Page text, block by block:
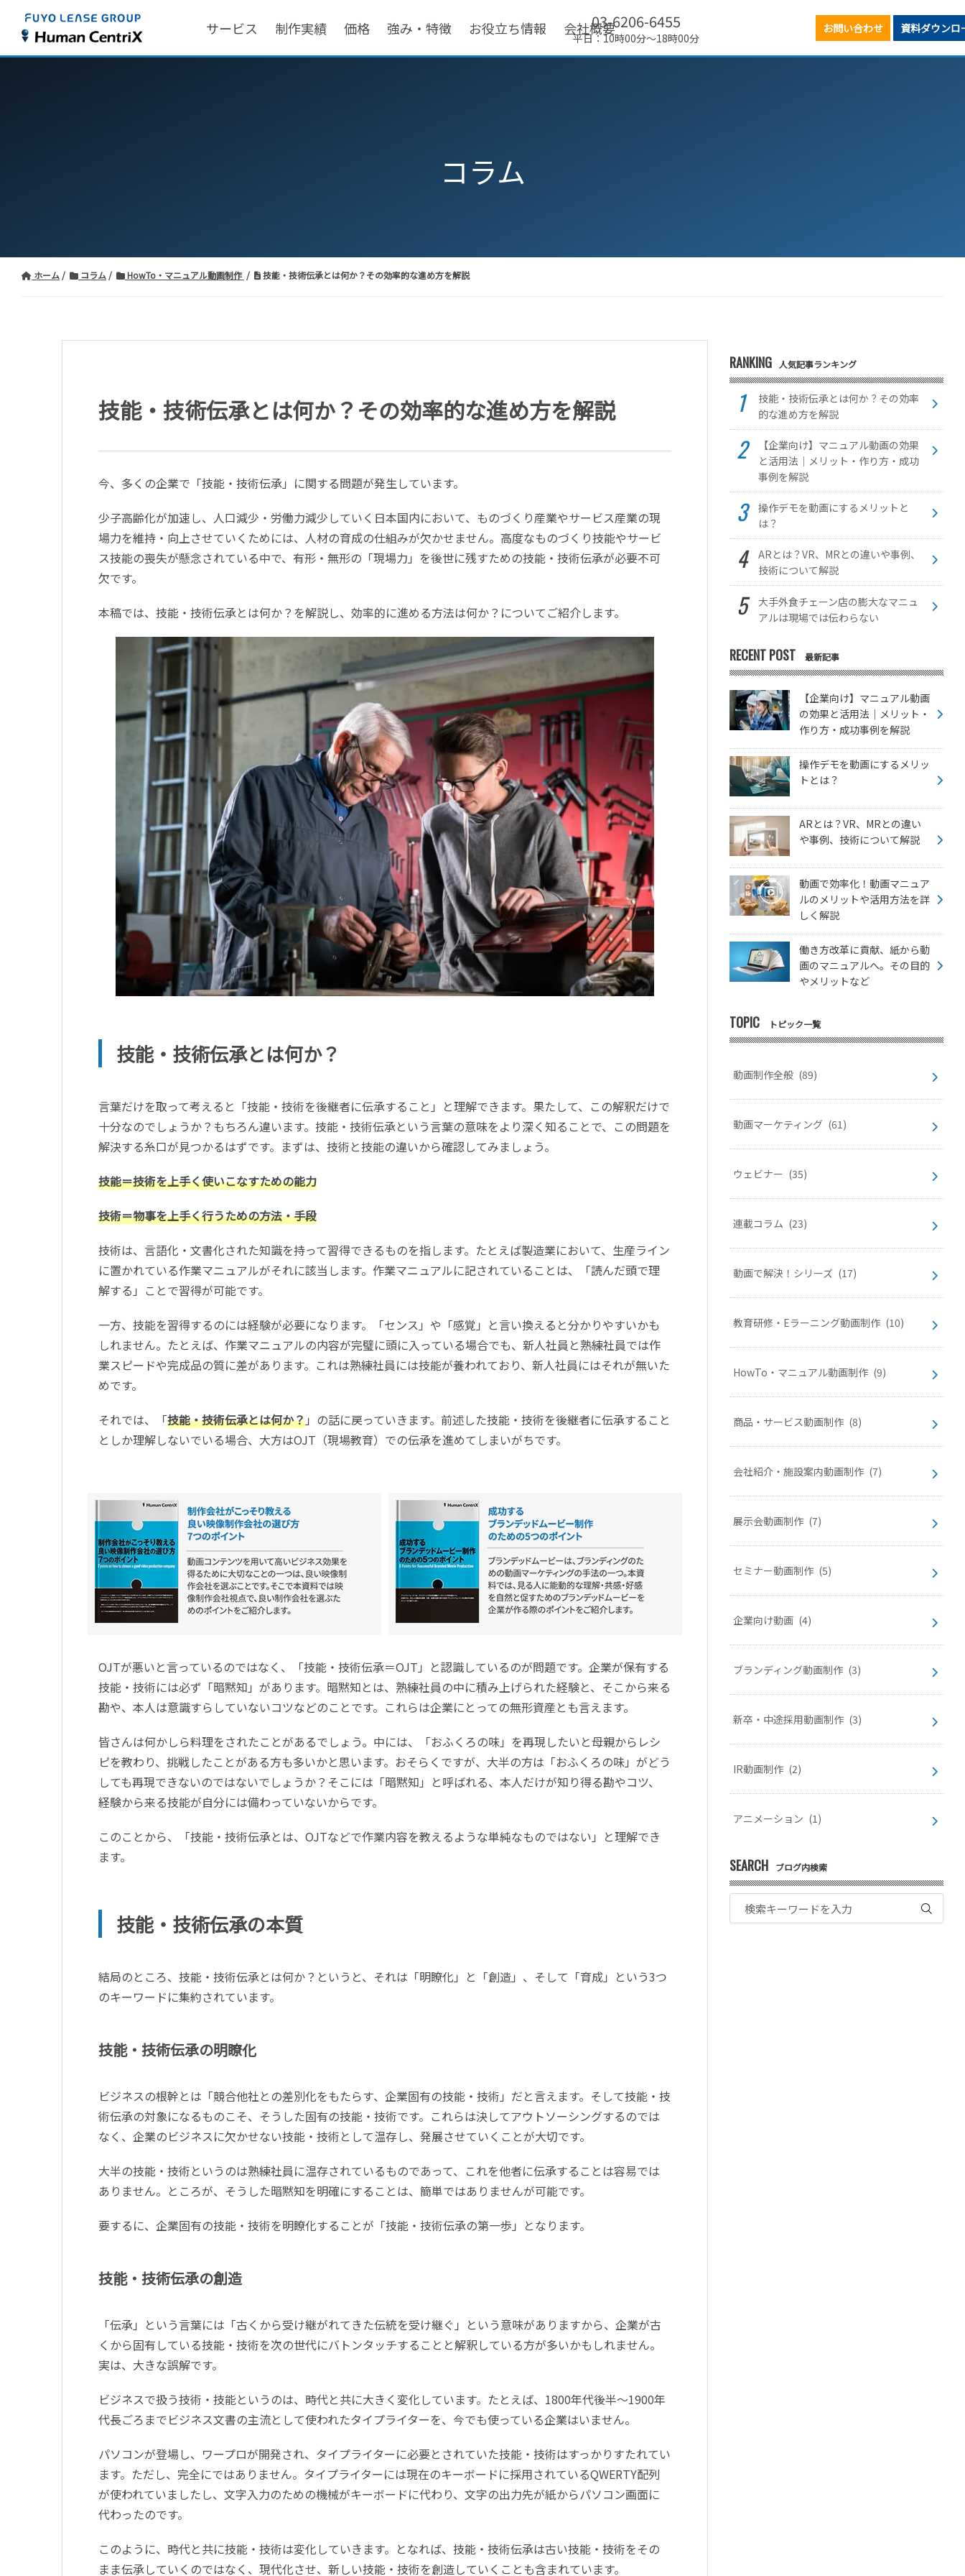
サービス 制作実績 価格 強み・特徴 お役立ち情報 会社概要03-6206-6455
平日：10時00分～18時00分
お問い合わせ 資料ダウンロ
コラム
ホーム コラム HowTo・マニュアル動画制作 技能・技術伝承とは何か？その効率的な進め方を解説
技能・技術伝承とは何か？その効率的な進め方を解説
今、多くの企業で「技能・技術伝承」に関する問題が発生しています。
少子高齢化が加速し、人口減少・労働力減少していく日本国内において、ものづくり産業やサービス産業の現
場力を維持・向上させていくためには、人材の育成の仕組みが欠かせません。高度なものづくり技能やサービ
ス技能の喪失が懸念されている中で、有形・無形の「現場力」を後世に残すための技能・技術伝承が必要不可
欠です。
本稿では、技能・技術伝承とは何か？を解説し、効率的に進める方法は何か？についてご紹介します。
技能・技術伝承とは何か？
言葉だけを取って考えると「技能・技術を後継者に伝承すること」と理解できます。果たして、この解釈だけで
十分なのでしょうか？もちろん違います。技能・技術伝承という言葉の意味をより深く知ることで、この問題を
解決する糸口が見つかるはずです。まずは、技術と技能の違いから確認してみましょう。
技能＝技術を上手く使いこなすための能力
技術＝物事を上手く行うための方法・手段
技術は、言語化・文書化された知識を持って習得できるものを指します。たとえば製造業において、生産ライン
に置かれている作業マニュアルがそれに該当します。作業マニュアルに記されていることは、「読んだ頭で理
解する」ことで習得が可能です。
一方、技能を習得するのには経験が必要になります。「センス」や「感覚」と言い換えると分かりやすいかも
しれません。たとえば、作業マニュアルの内容が完璧に頭に入っている場合でも、新人社員と熟練社員では作
業スピードや完成品の質に差があります。これは熟練社員には技能が養われており、新人社員にはそれが無いた
めです。
それでは、「技能・技術伝承とは何か？」の話に戻っていきます。前述した技能・技術を後継者に伝承すること
としか理解しないでいる場合、大方はOJT（現場教育）での伝承を進めてしまいがちです。
OJTが悪いと言っているのではなく、「技能・技術伝承＝OJT」と認識しているのが問題です。企業が保有する
技能・技術には必ず「暗黙知」があります。暗黙知とは、熟練社員の中に積み上げられた経験と、そこから来る
勘や、本人は意識すらしていないコツなどのことです。これらは企業にとっての無形資産とも言えます。
皆さんは何かしら料理をされたことがあるでしょう。中には、「おふくろの味」を再現したいと母親からレシ
ピを教わり、挑戦したことがある方も多いかと思います。おそらくですが、大半の方は「おふくろの味」がどう
しても再現できないのではないでしょうか？そこには「暗黙知」と呼ばれる、本人だけが知り得る勘やコツ、
経験から来る技能が自分には備わっていないからです。
このことから、「技能・技術伝承とは、OJTなどで作業内容を教えるような単純なものではない」と理解でき
ます。
技能・技術伝承の本質
結局のところ、技能・技術伝承とは何か？というと、それは「明瞭化」と「創造」、そして「育成」という3つ
のキーワードに集約されています。
技能・技術伝承の明瞭化
ビジネスの根幹とは「競合他社との差別化をもたらす、企業固有の技能・技術」だと言えます。そして技能・技
術伝承の対象になるものこそ、そうした固有の技能・技術です。これらは決してアウトソーシングするのでは
なく、企業のビジネスに欠かせない技能・技術として温存し、発展させていくことが大切です。
大半の技能・技術というのは熟練社員に温存されているものであって、これを他者に伝承することは容易では
ありません。ところが、そうした暗黙知を明確にすることは、簡単ではありませんが可能です。
要するに、企業固有の技能・技術を明瞭化することが「技能・技術伝承の第一歩」となります。
技能・技術伝承の創造
「伝承」という言葉には「古くから受け継がれてきた伝統を受け継ぐ」という意味がありますから、企業が古
くから固有している技能・技術を次の世代にバトンタッチすることと解釈している方が多いかもしれません。
実は、大きな誤解です。
ビジネスで扱う技術・技能というのは、時代と共に大きく変化しています。たとえば、1800年代後半～1900年
代長ごろまでビジネス文書の主流として使われたタイプライターを、今でも使っている企業はいません。
パソコンが登場し、ワープロが開発され、タイプライターに必要とされていた技能・技術はすっかりすたれてい
ます。ただし、完全にではありません。タイプライターには現在のキーボードに採用されているQWERTY配列
が使われていましたし、文字入力のための機械がキーボードに代わり、文字の出力先が紙からパソコン画面に
代わったのです。
このように、時代と共に技能・技術は変化していきます。となれば、技能・技術伝承は古い技能・技術をその
まま伝承していくのではなく、現代化させ、新しい技能・技術を創造していくことも含まれています。
RANKING 人気記事ランキング
技能・技術伝承とは何か？その効率
的な進め方を解説
【企業向け】マニュアル動画の効果
と活用法｜メリット・作り方・成功
事例を解説
操作デモを動画にするメリットと
は？
ARとは？VR、MRとの違いや事例、
技術について解説
大手外食チェーン店の膨大なマニュ
アルは現場では伝わらない
RECENT POST 最新記事
【企業向け】マニュアル動画
の効果と活用法｜メリット・
作り方・成功事例を解説
操作デモを動画にするメリッ
トとは？
ARとは？VR、MRとの違い
や事例、技術について解説
動画で効率化！動画マニュア
ルのメリットや活用方法を詳
しく解説
働き方改革に貢献、紙から動
画のマニュアルへ。その目的
やメリットなど
TOPIC トピック一覧
動画制作全般 (89)
動画マーケティング (61)
ウェビナー (35)
連載コラム (23)
動画で解決！シリーズ (17)
教育研修・Eラーニング動画制作 (10)
HowTo・マニュアル動画制作 (9)
商品・サービス動画制作 (8)
会社紹介・施設案内動画制作 (7)
展示会動画制作 (7)
セミナー動画制作 (5)
企業向け動画 (4)
ブランディング動画制作 (3)
新卒・中途採用動画制作 (3)
IR動画制作 (2)
アニメーション (1)
SEARCH ブログ内検索